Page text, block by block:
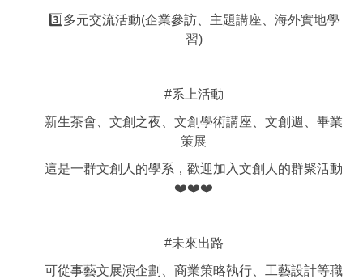
3️⃣多元交流活動(企業參訪、主題講座、海外實地學
習)
#系上活動
新生茶會、文創之夜、文創學術講座、文創週、畢業
策展
這是一群文創人的學系，歡迎加入文創人的群聚活動
❤️❤️❤️
#未來出路
可從事藝文展演企劃、商業策略執行、工藝設計等職